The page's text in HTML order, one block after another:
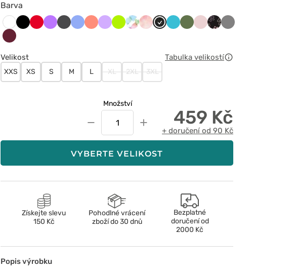
Barva
Biały CzarnyCzerwony
FioletowyGrafitowyKlasyczny
KoralowyLawendowy
Limonka
MaevnMaevnMidnight
MorskiOliwkowy
Pastelowy
PeaceSzary
Wiśniowy
Velikost Tabulka velikostí
XXS XS S M L XL 2XL 3XL
Množství
− + 459 Kč
+ doručení od 90 Kč
VYBERTE VELIKOST
Získejte slevu
150 Kč
Pohodlné vrácení
zboží do 30 dnů
Bezplatné
doručení od
2000 Kč
Popis výrobku